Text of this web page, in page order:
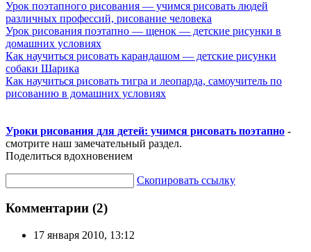
Урок поэтапного рисования — учимся рисовать людей
различных профессий, рисование человека
Урок рисования поэтапно — щенок — детские рисунки в
домашних условиях
Как научиться рисовать карандашом — детские рисунки
собаки Шарика
Как научиться рисовать тигра и леопарда, самоучитель по
рисованию в домашних условиях
Уроки рисования для детей: учимся рисовать поэтапно -
смотрите наш замечательный раздел.
Поделиться вдохновением
Скопировать ссылку
Комментарии (2)
17 января 2010, 13:12